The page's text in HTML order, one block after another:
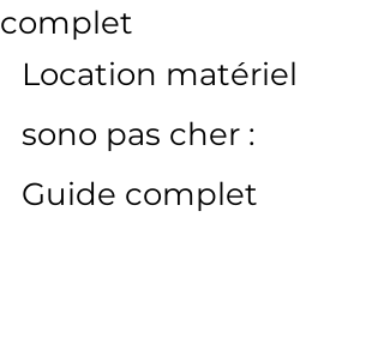
complet
Location matériel
sono pas cher :
Guide complet